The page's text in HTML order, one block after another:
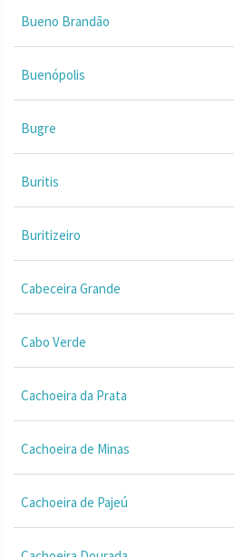
Bueno Brandão
Buenópolis
Bugre
Buritis
Buritizeiro
Cabeceira Grande
Cabo Verde
Cachoeira da Prata
Cachoeira de Minas
Cachoeira de Pajeú